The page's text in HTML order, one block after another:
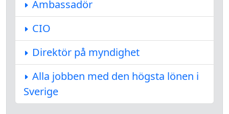
Ambassadör
CIO
Direktör på myndighet
Alla jobben med den högsta lönen i
Sverige